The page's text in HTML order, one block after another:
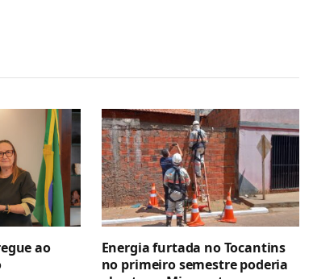
ao
Energia furtada no Tocantins
no primeiro semestre poderia